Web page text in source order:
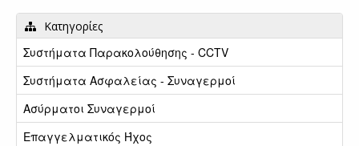
Κατηγορίες
Συστήματα Παρακολούθησης - CCTV
Συστήματα Ασφαλείας - Συναγερμοί
Ασύρματοι Συναγερμοί
Επαγγελματικός Ήχος